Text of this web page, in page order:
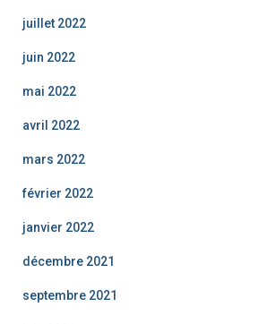
juillet 2022
juin 2022
mai 2022
avril 2022
mars 2022
février 2022
janvier 2022
décembre 2021
septembre 2021